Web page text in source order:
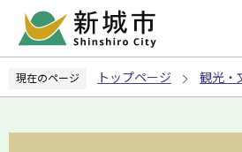
ペ
の
現在のページ トップページ 観光・